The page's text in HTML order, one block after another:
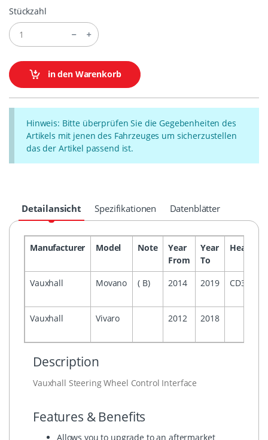
Stückzahl
in den Warenkorb
Hinweis: Bitte überprüfen Sie die Gegebenheiten des
Artikels mit jenen des Fahrzeuges um sicherzustellen
das der Artikel passend ist.
Detailansicht Spezifikationen Datenblätter
Manufacturer Model Note
Year
From
Year
To
Headunit
Vauxhall Movano ( B) 2014 2019 CD30/
Vauxhall Vivaro 2012 2018
Description
Vauxhall Steering Wheel Control Interface
Features & Benefits
Allows you to upgrade to an aftermarket